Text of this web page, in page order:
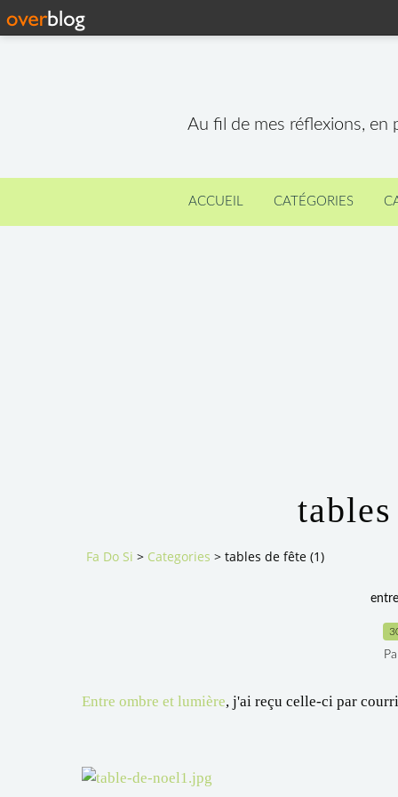
Au fil de mes réflexions,
ACCUEIL CATÉGORIES
Fa Do Si > Categories > tables de fête (1)
Entre ombre et lumière, j'ai reçu celle-ci par